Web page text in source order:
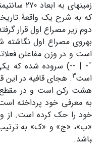
که به شرح یک واقعۀ
به­روی مصراع اول
است و در وزن مفاعلن
˘- | --) سروده شده که یکی
است3. هجای قافیه در
هشت رکن است و در مقطع
به معرفی خود ­پرداخته
خود را حک کرده است. از
«ب»، «ج» و «ک» به
باشد.